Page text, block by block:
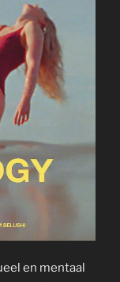
en mentaal